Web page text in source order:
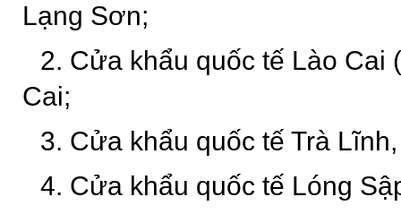
Lạng Sơn;
2. Cửa khẩu quốc tế Lào Cai
Cai;
3. Cửa khẩu quốc tế Trà
4. Cửa khẩu quốc tế Lóng